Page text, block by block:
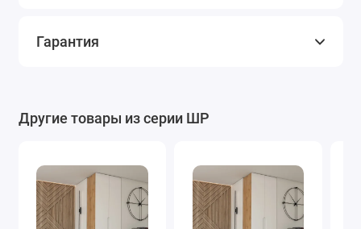
Гарантия
Другие товары из серии ШР